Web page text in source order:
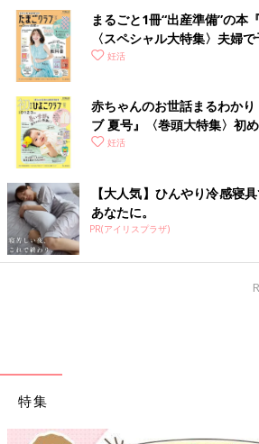
まるごと1冊“出産準備”の本
〈スペシャル大特集〉夫婦
妊活
赤ちゃんのお世話まるわか
ブ 夏号』〈巻頭大特集〉初
く！ おっぱい・ミルクの基
妊活
【大人気】ひんやり冷感寝
あなたに。
PR(アイリスプラザ)
特集